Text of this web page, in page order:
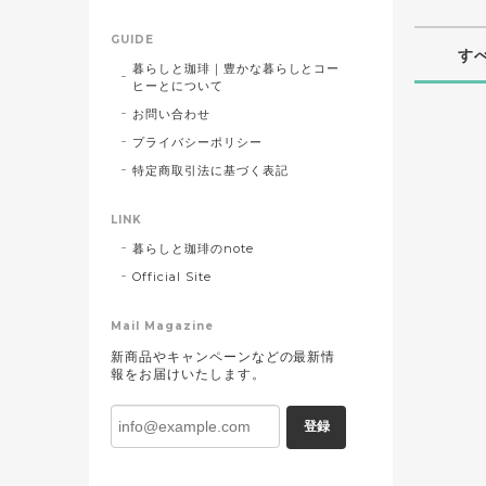
す
GUIDE
暮らしと珈琲｜豊かな暮らしとコー
ヒーとについて
お問い合わせ
プライバシーポリシー
特定商取引法に基づく表記
LINK
暮らしと珈琲のnote
Official Site
Mail Magazine
新商品やキャンペーンなどの最新情
報をお届けいたします。
登録